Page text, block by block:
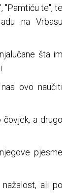
"Pamtiću te", te
na Vrbasu
šta im
ovo naučiti
čovjek, a drugo
pjesme
ali po